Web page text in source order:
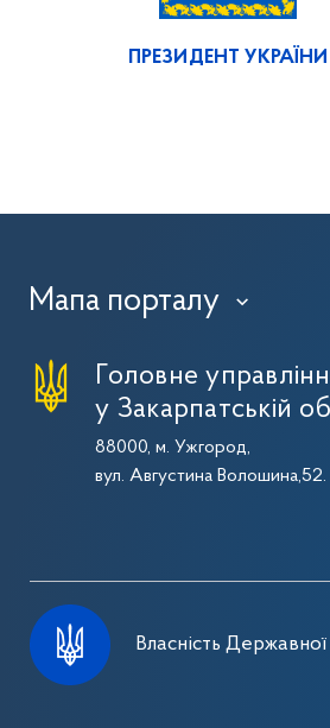
ПРЕЗИДЕНТ УКРАЇНИ
Мапа порталу ›
Головне
у Закарпатській
88000, м. Ужгород,
вул. Августина Волошина,52.
Власність